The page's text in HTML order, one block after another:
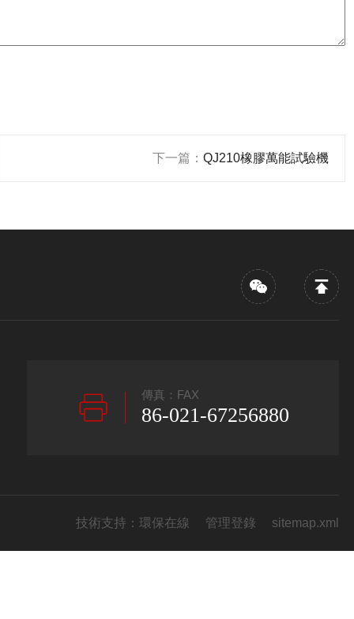
下一篇： QJ210橡膠萬能試驗機
傳真：FAX
86-021-67256880
技術支持：環保在線 管理登錄 sitemap.xml